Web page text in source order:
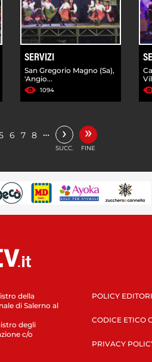
SERVIZI
San Gregorio Magno (Sa),
'Angio...
1094
6 7 8 … ›
SUCC.
»
FINE
della
di Salerno al
degli
c/o
POLICY
CODICE ETICO
PRIVACY